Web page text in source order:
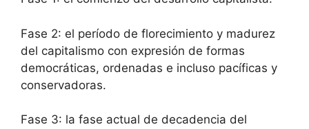
Fase 2: el período de florecimiento y madurez
del capitalismo con expresión de formas
democráticas, ordenadas e incluso pacíficas y
conservadoras.
Fase 3: la fase actual de decadencia del